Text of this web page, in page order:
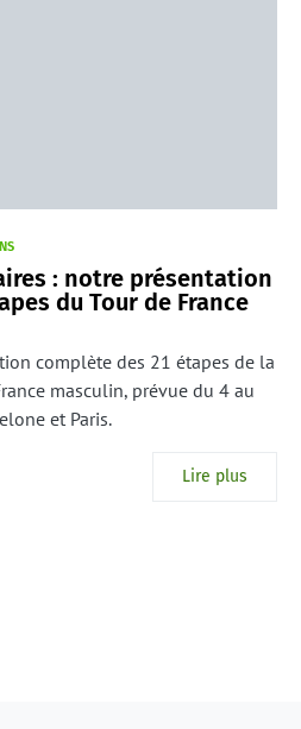
: notre présentation
du Tour de France
complète des 21 étapes de la
masculin, prévue du 4 au
et Paris.
Lire plus